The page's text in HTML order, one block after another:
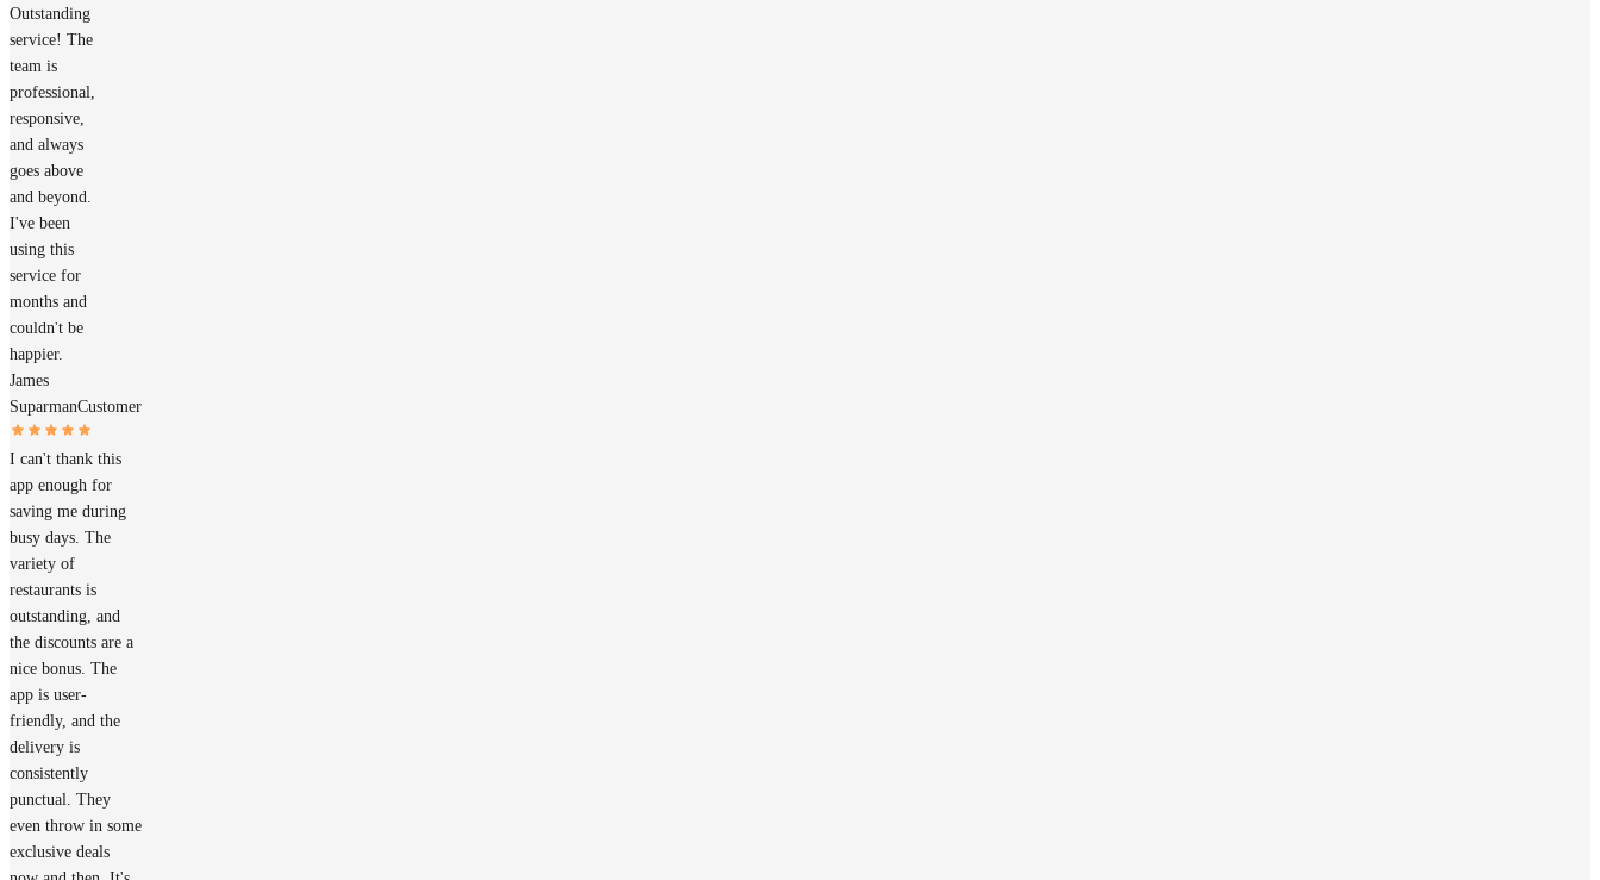
Outstanding
service! The
team is
professional,
responsive,
and always
goes above
and beyond.
I've been
using this
service for
months and
couldn't be
happier.
James
SuparmanCustomer
I can't thank this
app enough for
saving me during
busy days. The
variety of
restaurants is
outstanding, and
the discounts are a
nice bonus. The
app is user-
friendly, and the
delivery is
consistently
punctual. They
even throw in some
exclusive deals